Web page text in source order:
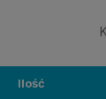
Ilość